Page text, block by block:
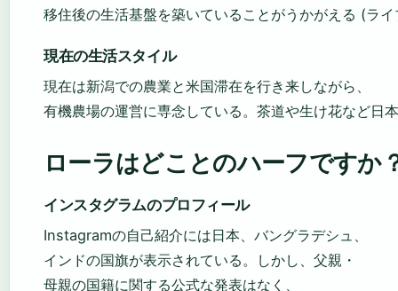
移住後の生活基盤を築いていることがうかがえる (ラ
現在の生活スタイル
現在は新潟での農業と米国滞在を行き来しながら、
有機農場の運営に専念している。茶道や生け花など日
ローラはどことのハーフですか
インスタグラムのプロフィール
Instagramの自己紹介には日本、バングラデシュ、
インドの国旗が表示されている。しかし、父親・
母親の国籍に関する公式な発表はなく、